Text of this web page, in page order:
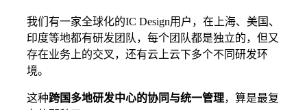
我们有一家全球化的IC Design用户，在上海、美国、
印度等地都有研发团队，每个团队都是独立的，但又
存在业务上的交叉，还有云上云下多个不同研发环
境。
这种跨国多地研发中心的协同与统一管理，算是最复